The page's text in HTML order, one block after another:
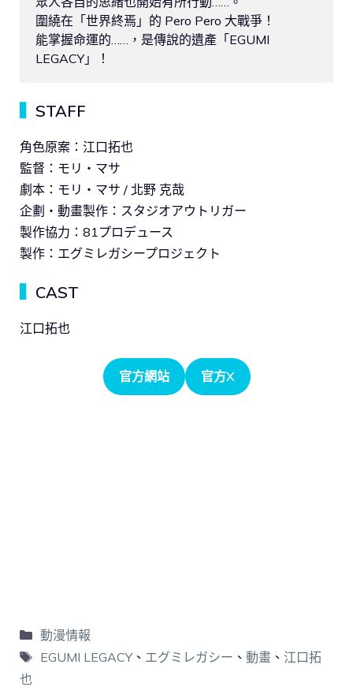
圍繞在「世界終焉」的 Pero Pero 大戰爭！
能掌握命運的……，是傳說的遺產「EGUMI
LEGACY」！
STAFF
角色原案：江口拓也
監督：モリ・マサ
劇本：モリ・マサ / 北野 克哉
企劃・動畫製作：スタジオアウトリガー
製作協力：81プロデュース
製作：エグミレガシープロジェクト
CAST
江口拓也
官方網站 官方X
動漫情報
EGUMI LEGACY、 エグミレガシー 、 動畫、 江口拓
也